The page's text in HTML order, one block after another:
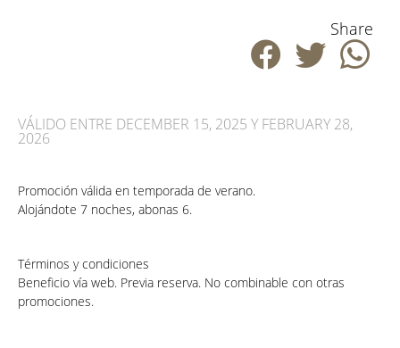
Share
VÁLIDO ENTRE DECEMBER 15, 2025 Y FEBRUARY 28,
2026
Promoción válida en temporada de verano.
Alojándote 7 noches, abonas 6.
Términos y condiciones
Beneficio vía web. Previa reserva. No combinable con otras
promociones.